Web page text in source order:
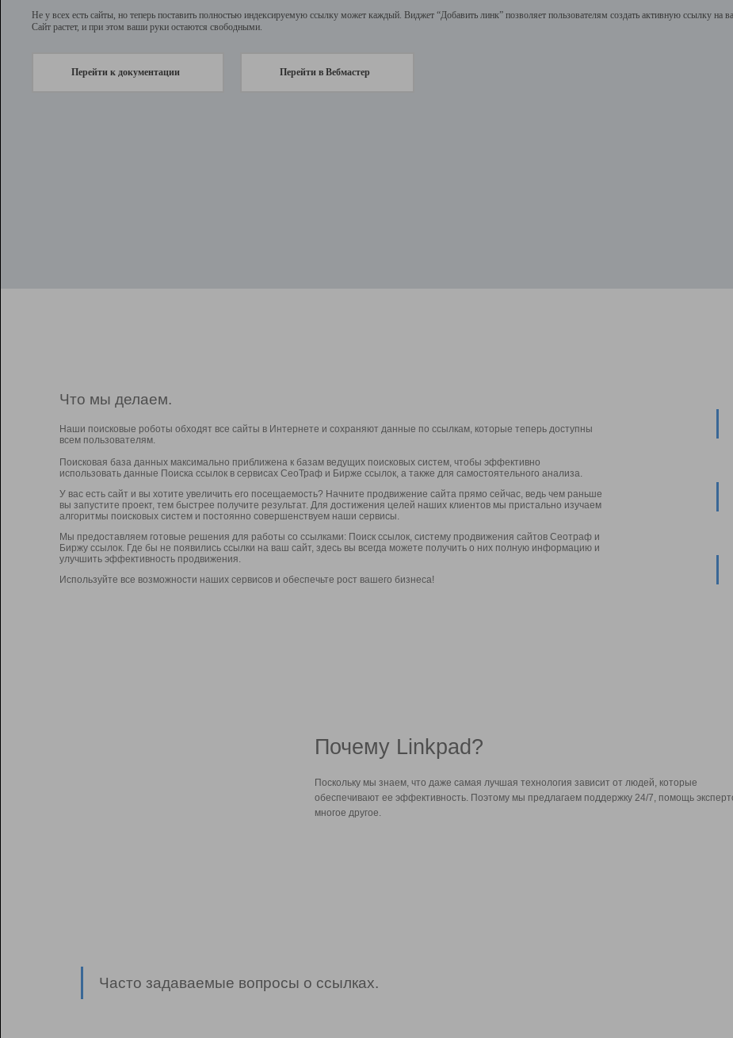
Не у всех есть сайты, но теперь поставить полностью индексируемую ссылку может каждый. Виджет “Добавить линк” позволяет пользователям создать активную ссылку на
Сайт растет, и при этом ваши руки остаются свободными.
Перейти к документации Перейти в Вебмастер
Что мы делаем.
Наши поисковые роботы обходят все сайты в Интернете и сохраняют данные по ссылкам, которые теперь доступны
всем пользователям.
Поисковая база данных максимально приближена к базам ведущих поисковых систем, чтобы эффективно
использовать данные Поиска ссылок в сервисах СеоТраф и Бирже ссылок, а также для самостоятельного анализа.
У вас есть сайт и вы хотите увеличить его посещаемость? Начните продвижение сайта прямо сейчас, ведь чем раньше
вы запустите проект, тем быстрее получите результат. Для достижения целей наших клиентов мы пристально изучаем
алгоритмы поисковых систем и постоянно совершенствуем наши сервисы.
Мы предоставляем готовые решения для работы со ссылками: Поиск ссылок, систему продвижения сайтов Сеотраф и
Биржу ссылок. Где бы не появились ссылки на ваш сайт, здесь вы всегда можете получить о них полную информацию и
улучшить эффективность продвижения.
Используйте все возможности наших сервисов и обеспечьте рост вашего бизнеса!
Почему Linkpad?
Поскольку мы знаем, что даже самая лучшая технология зависит от людей, которые
обеспечивают ее эффективность. Поэтому мы предлагаем поддержку 24/7, помощь
многое другое.
Часто задаваемые вопросы о ссылках.